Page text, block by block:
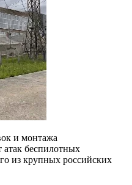
и монтажа
беспилотных
из крупных российских